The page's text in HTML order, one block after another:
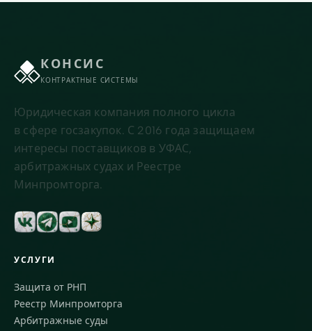
КОНСИС
КОНТРАКТНЫЕ СИСТЕМЫ
Юридическая компания полного цикла
в сфере госзакупок. С 2016 года защищаем
интересы поставщиков в УФАС,
арбитражных судах и Реестре
Минпромторга.
УСЛУГИ
Защита от РНП
Реестр Минпромторга
Арбитражные суды